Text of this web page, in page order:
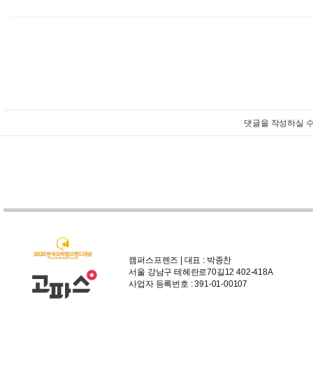
댓글을 작성하실
캠퍼스프렌즈 | 대표 : 박종찬
서울 강남구 테헤란로70길12 402-418A
사업자 등록번호 : 391-01-00107